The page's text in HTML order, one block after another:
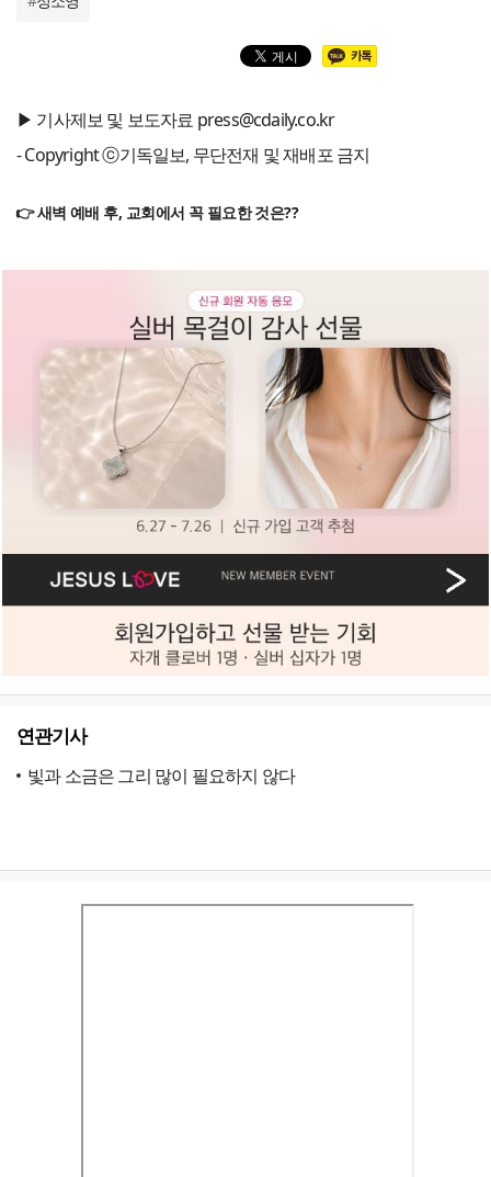
▶ 기사제보 및 보도자료 press@cdaily.co.kr
- Copyright ⓒ기독일보, 무단전재 및 재배포 금지
👉 새벽 예배 후, 교회에서 꼭 필요한 것은??
연관기사
빛과 소금은 그리 많이 필요하지 않다